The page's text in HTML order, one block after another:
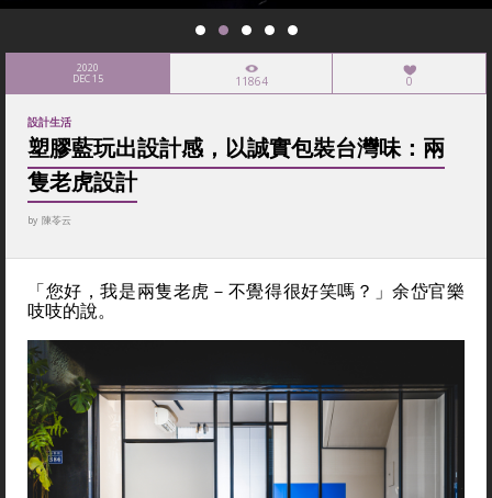
2020
DEC 15 11864 0
設計生活
塑膠藍玩出設計感，以誠實包裝台灣味：兩
隻老虎設計
by 陳苓云
「您好，我是兩隻老虎－不覺得很好笑嗎？」余岱官樂
吱吱的說。